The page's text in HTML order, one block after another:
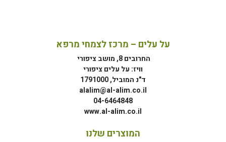
על עלים – מרכז לצמחי מרפא
החרובים 8, מושב ציפורי
וויז: על עלים ציפורי
ד"נ המוביל, 1791000
alalim@al-alim.co.il
04-6464848
www.al-alim.co.il
המוצרים שלנו